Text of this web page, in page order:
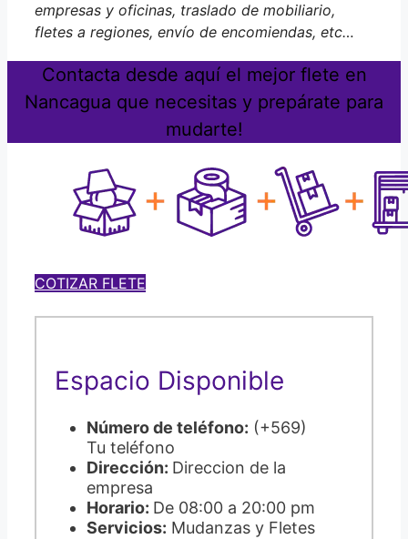
empresas y oficinas, traslado de mobiliario,
fletes a regiones, envío de encomiendas, etc…
Contacta desde aquí el mejor flete en
Nancagua que necesitas y prepárate para
mudarte!
COTIZAR FLETE
Espacio Disponible
Número de teléfono: (+569)
Tu teléfono
Dirección: Direccion de la
empresa
Horario: De 08:00 a 20:00 pm
Servicios: Mudanzas y Fletes